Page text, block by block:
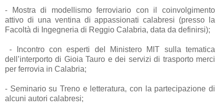
- Mostra di modellismo ferroviario con il coinvolgimento
attivo di una ventina di appassionati calabresi (presso la
Facoltà di Ingegneria di Reggio Calabria, data da definirsi);
- Incontro con esperti del Ministero MIT sulla tematica
dell’interporto di Gioia Tauro e dei servizi di trasporto merci
per ferrovia in Calabria;
- Seminario su Treno e letteratura, con la partecipazione di
alcuni autori calabresi;